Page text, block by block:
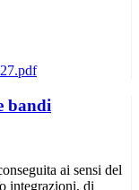
bandi
ai sensi del
integrazioni, di